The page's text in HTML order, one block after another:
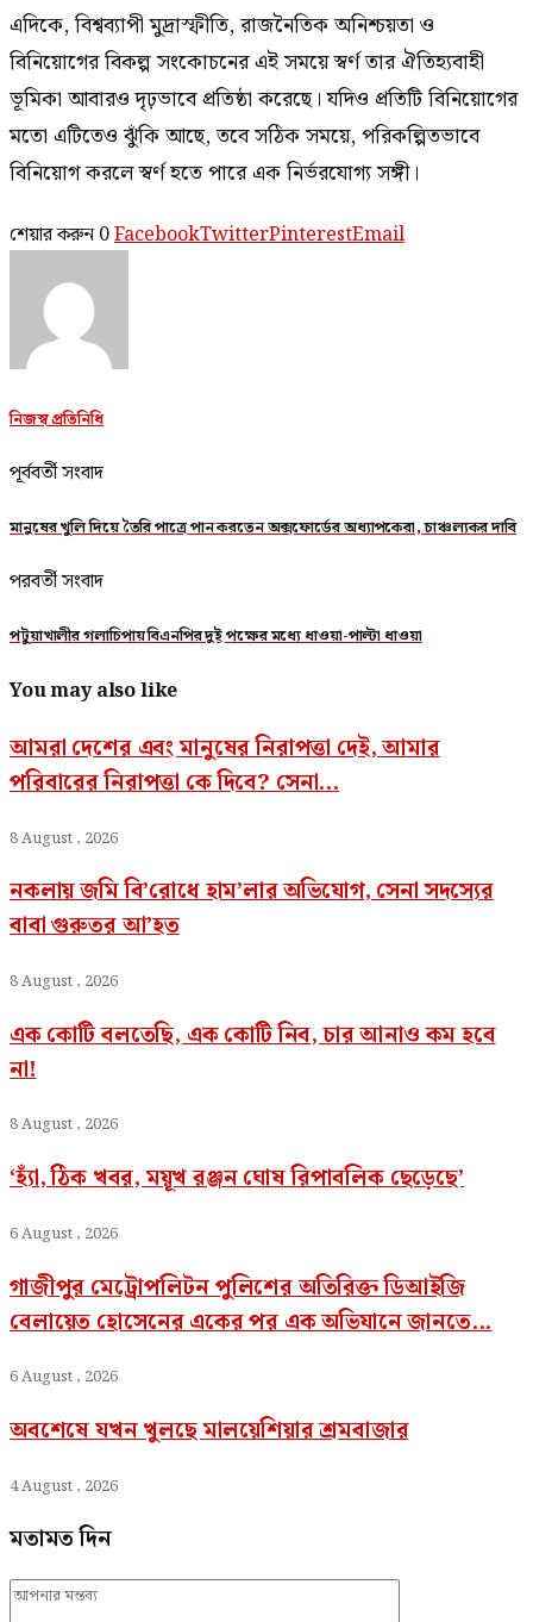
এদিকে, বিশ্বব্যাপী মুদ্রাস্ফীতি, রাজনৈতিক অনিশ্চয়তা ও
বিনিয়োগের বিকল্প সংকোচনের এই সময়ে স্বর্ণ তার ঐতিহ্যবাহী
ভূমিকা আবারও দৃঢ়ভাবে প্রতিষ্ঠা করেছে। যদিও প্রতিটি বিনিয়োগের
মতো এটিতেও ঝুঁকি আছে, তবে সঠিক সময়ে, পরিকল্পিতভাবে
বিনিয়োগ করলে স্বর্ণ হতে পারে এক নির্ভরযোগ্য সঙ্গী।
শেয়ার করুন 0FacebookTwitterPinterestEmail
নিজস্ব প্রতিনিধি
পূর্ববর্তী সংবাদ
মানুষের খুলি দিয়ে তৈরি পাত্রে পান করতেন অক্সফোর্ডের অধ্যাপকেরা, চাঞ্চল্যকর দাবি
পরবর্তী সংবাদ
পটুয়াখালীর গলাচিপায় বিএনপির দুই পক্ষের মধ্যে ধাওয়া-পাল্টা ধাওয়া
You may also like
আমরা দেশের এবং মানুষের নিরাপত্তা দেই, আমার
পরিবারের নিরাপত্তা কে দিবে? সেনা...
8 August , 2026
নকলায় জমি বি’রোধে হাম’লার অভিযোগ, সেনা সদস্যের
বাবা গুরুতর আ’হত
8 August , 2026
এক কোটি বলতেছি, এক কোটি নিব, চার আনাও কম হবে
না!
8 August , 2026
‘হ্যাঁ, ঠিক খবর, ময়ূখ রঞ্জন ঘোষ রিপাবলিক ছেড়েছে’
6 August , 2026
গাজীপুর মেট্রোপলিটন পুলিশের অতিরিক্ত ডিআইজি
বেলায়েত হোসেনের একের পর এক অভিযানে জানতে...
6 August , 2026
অবশেষে যখন খুলছে মালয়েশিয়ার শ্রমবাজার
4 August , 2026
মতামত দিন